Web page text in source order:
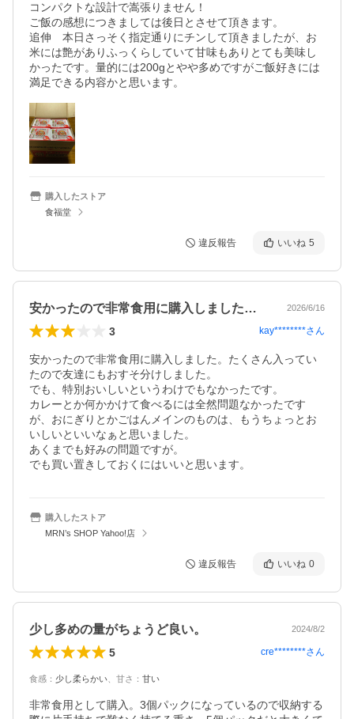
コンパクトな設計で嵩張りません！
ご飯の感想につきましては後日とさせて頂きます。
追伸　本日さっそく指定通りにチンして頂きましたが、お
米には艶がありふっくらしていて甘味もありとても美味し
かったです。量的には200gとやや多めですがご飯好きには
満足できる内容かと思います。
購入したストア
食福堂
違反報告 いいね 5
安かったので非常食用に購入しました。た… 2026/6/16
3 kay********さん
安かったので非常食用に購入しました。たくさん入ってい
たので友達にもおすそ分けしました。
でも、特別おいしいというわけでもなかったです。
カレーとか何かかけて食べるには全然問題なかったです
が、おにぎりとかごはんメインのものは、もうちょっとお
いしいといいなぁと思いました。
あくまでも好みの問題ですが。
でも買い置きしておくにはいいと思います。
購入したストア
MRN’s SHOP Yahoo!店
違反報告 いいね 0
少し多めの量がちょうど良い。 2024/8/2
5 cre********さん
食感 ： 少し柔らかい 甘さ ： 甘い
非常食用として購入。3個パックになっているので収納する